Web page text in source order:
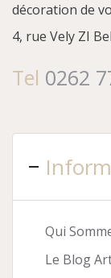
décoration de
4, rue Vely ZI
Tel 0262
Qui
Le Blog